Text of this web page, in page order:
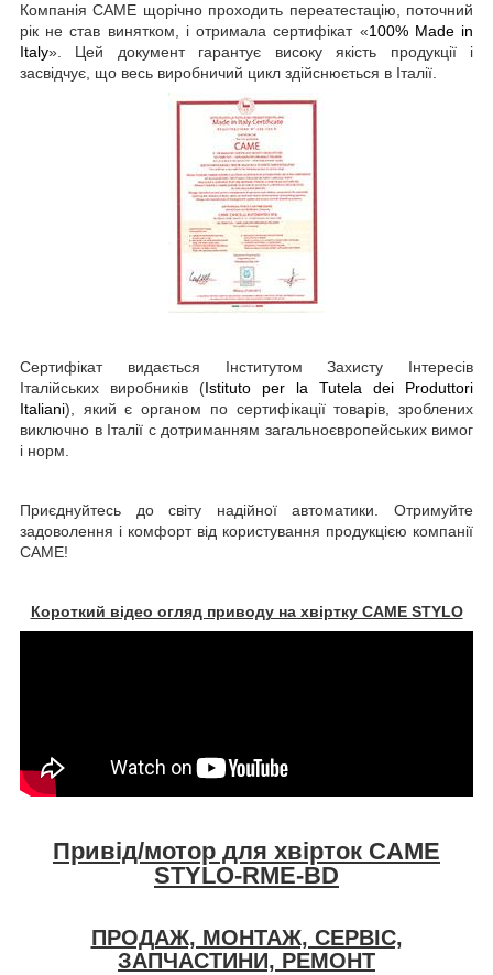
Компанія CAME щорічно проходить переатестацію, поточний
рік не став винятком, і отримала сертифікат «100% Made in
Italy». Цей документ гарантує високу якість продукції і
засвідчує, що весь виробничий цикл здійснюється в Італії.
Сертифікат видається Інститутом Захисту Інтересів
Італійських виробників (Istituto per la Tutela dei Produttori
Italiani), який є органом по сертифікації товарів, зроблених
виключно в Італії c дотриманням загальноєвропейських вимог
і норм.
Приєднуйтесь до світу надійної автоматики. Отримуйте
задоволення і комфорт від користування продукцією компанії
CAME!
Короткий відео огляд приводу на хвіртку CAME STYLO
Привід/мотор для хвірток CAME
STYLO-RME-BD
ПРОДАЖ, МОНТАЖ, СЕРВІС,
ЗАПЧАСТИНИ, РЕМОНТ